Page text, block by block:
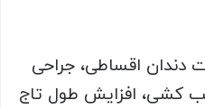
دندان اقساطی، جراحی
کشی، افزایش طول تاج